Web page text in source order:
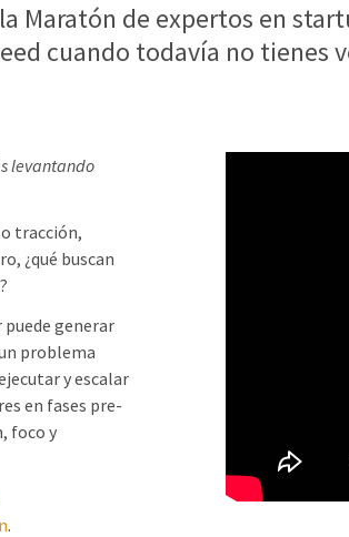
Maratón de expertos en
cuando todavía no tienes
levantando
tracción,
¿qué buscan
generar
problema
y escalar
en fases pre-
foco y
.